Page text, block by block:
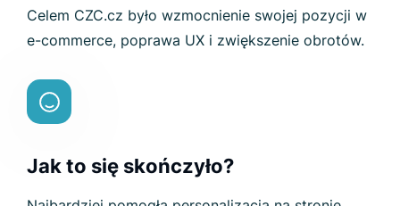
Celem CZC.cz było wzmocnienie swojej pozycji w
e-commerce, poprawa UX i zwiększenie obrotów.
Jak to się skończyło?